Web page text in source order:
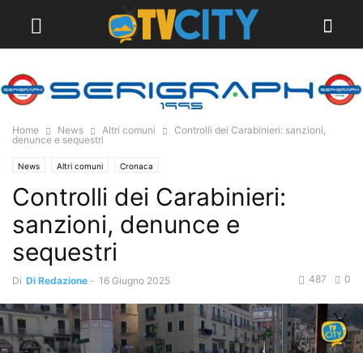
Home News Altri comuni
Controlli dei Carabinieri: sanzioni,
denunce e sequestri
News Altri comuni Cronaca
Controlli dei Carabinieri:
sanzioni, denunce e
sequestri
Di Di Redazione - 16 Giugno 2025 0
487